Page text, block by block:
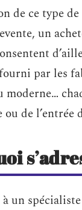
de ce type
un
par les
moderne…
ou de l’entrée
un